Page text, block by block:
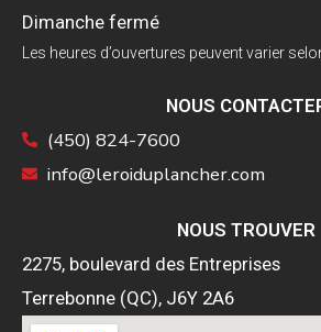
Dimanche fermé
Les heures d’ouvertures peuvent varier
NOUS
(450) 824-7600
info@leroiduplancher.com
NOUS TROUVER
2275, boulevard des Entreprises
Terrebonne (QC), J6Y 2A6